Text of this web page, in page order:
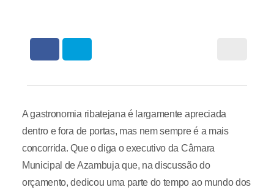
A gastronomia ribatejana é largamente apreciada
dentro e fora de portas, mas nem sempre é a mais
concorrida. Que o diga o executivo da Câmara
Municipal de Azambuja que, na discussão do
orçamento, dedicou uma parte do tempo ao mundo dos